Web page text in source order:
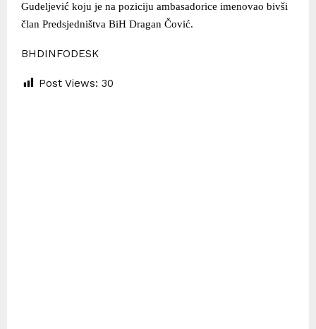
Gudeljević koju je na poziciju ambasadorice imenovao bivši
član Predsjedništva BiH Dragan Čović.
BHDINFODESK
Post Views: 30